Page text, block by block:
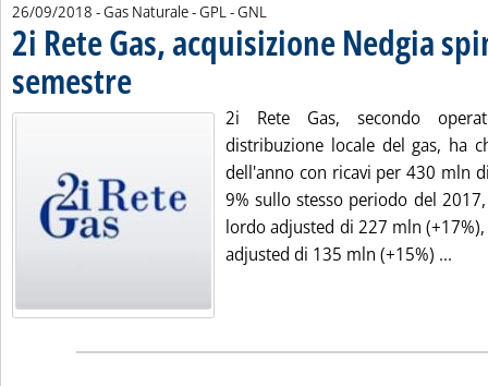
26/09/2018 - Gas Naturale - GPL - GNL
2i Rete Gas, acquisizione Nedgia
semestre . Pubblicata mercoledì 26 settembre 2018 alle 13.21.
2i Rete Gas, secondo
distribuzione locale del gas, ha
dell'anno con ricavi per 430 mln
9% sullo stesso periodo del
lordo adjusted di 227 mln
adjusted di 135 mln (+15%) ...